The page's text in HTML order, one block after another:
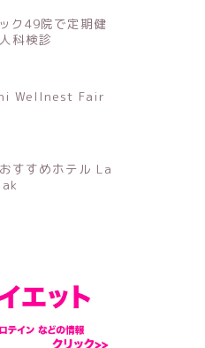
ク49院で定期健
科検診
Wellnest Fair
すすめホテル La